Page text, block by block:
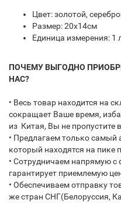
Цвет: золотой,
Размер: 20x14см
Единица измерения: 1
ПОЧЕМУ ВЫГОДНО
НАС?
• Весь товар находится на
сокращает Ваше время,
из Китая, Вы не пропустите
• Предлагаем только самый
который находятся на пике
• Сотрудничаем напрямую
гарантирует приемлемую
• Обеспечиваем отправку
же стран СНГ(Белоруссия,